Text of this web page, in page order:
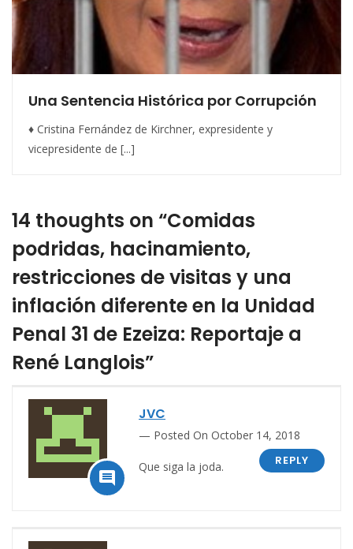
Una Sentencia Histórica por Corrupción
♦ Cristina Fernández de Kirchner, expresidente y
vicepresidente de [...]
14 thoughts on “Comidas
podridas, hacinamiento,
restricciones de visitas y una
inflación diferente en la Unidad
Penal 31 de Ezeiza: Reportaje a
René Langlois”

JVC
Posted On October 14, 2018
REPLY
Que siga la joda.